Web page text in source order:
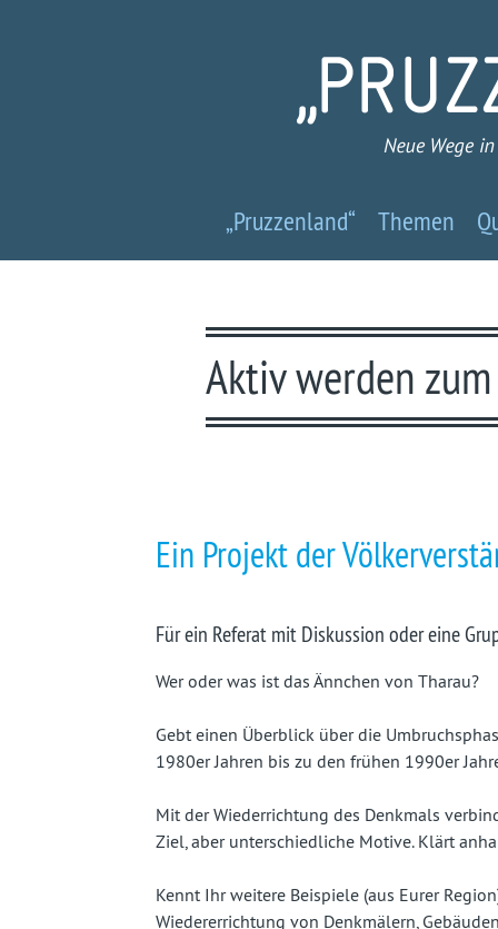
-
Wege
in
vergessenes
Land
„Pruzzenland“ Themen
Aktiv werden
Ein Projekt der
Für ein Referat mit Diskussion oder eine
Wer oder was ist das Ännchen von Tharau?
Gebt einen Überblick über die
1980er Jahren bis zu den frühen 1990er
Mit der Wiederrichtung des Denkmals
Ziel, aber unterschiedliche Motive. Klärt
Kennt Ihr weitere Beispiele (aus Eurer
Wiedererrichtung von Denkmälern,